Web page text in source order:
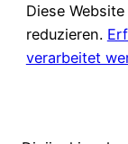
Diese
reduzieren.
verarbeitet